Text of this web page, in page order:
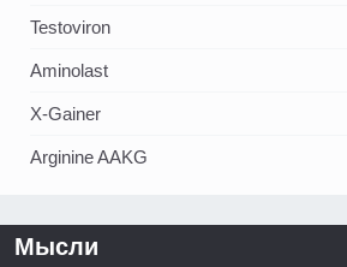
Testoviron
Aminolast
X-Gainer
Arginine AAKG
Мысли